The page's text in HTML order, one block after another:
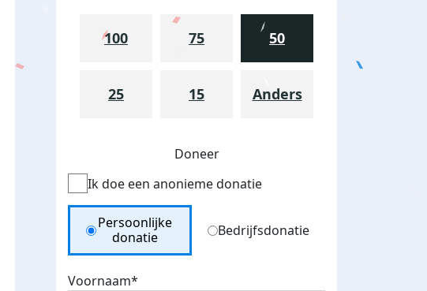
100 75 50
25 15 Anders
Doneer
Ik doe een anonieme donatie
Donation Type
Persoonlijke
donatie
Bedrijfsdonatie
Voornaam*